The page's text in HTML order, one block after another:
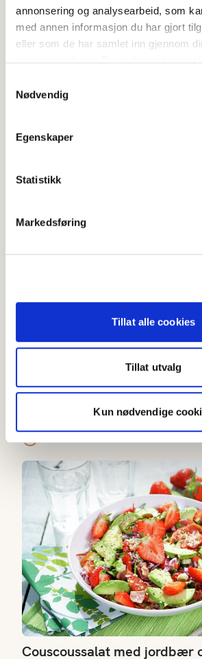
annonsering og analysearbeid, som
med annen informasjon du har gjort
eller som de har samlet inn gjennom
Nødvendig
Egenskaper
Statistikk
Markedsføring
Tillat alle cookies
Tillat utvalg
Kun nødvendige
Hvor godt likte du
Andre
Couscoussalat med ingefær
3.8 (9)
Couscoussalat med ingefær og
Couscoussalat med jordbær
Couscoussalat med jordbær og